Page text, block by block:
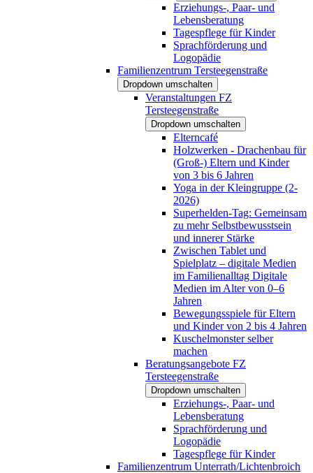
Erziehungs-, Paar- und
Lebensberatung
Tagespflege für Kinder
Sprachförderung und
Logopädie
Familienzentrum Tersteegenstraße
Dropdown umschalten
Veranstaltungen FZ
Tersteegenstraße
Dropdown umschalten
Elterncafé
Holzwerken - Drachenbau für
(Groß-) Eltern und Kinder
von 3 bis 6 Jahren
Yoga in der Kleingruppe (2-
2026)
Superhelden-Tag: Gemeinsam
zu mehr Selbstbewusstsein
und innerer Stärke
Zwischen Tablet und
Spielplatz – digitale Medien
im Familienalltag Digitale
Medien im Alter von 0–6
Jahren
Bewegungsspiele für Eltern
und Kinder von 2 bis 4 Jahren
Kuschelmonster selber
machen
Beratungsangebote FZ
Tersteegenstraße
Dropdown umschalten
Erziehungs-, Paar- und
Lebensberatung
Sprachförderung und
Logopädie
Tagespflege für Kinder
Familienzentrum Unterrath/Lichtenbroich